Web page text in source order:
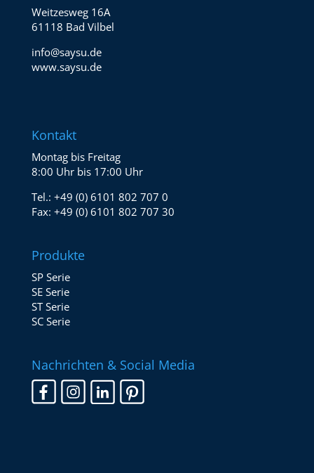
Weitzesweg 16A
61118 Bad Vilbel
info@saysu.de
www.saysu.de
Kontakt
Montag bis Freitag
8:00 Uhr bis 17:00 Uhr
Tel.: +49 (0) 6101 802 707 0
Fax: +49 (0) 6101 802 707 30
Produkte
SP Serie
SE Serie
ST Serie
SC Serie
Nachrichten & Social Media